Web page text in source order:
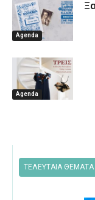
Agenda
Agenda
ΤΕΛΕΥΤΑΙΑ ΘΕΜΑΤΑ